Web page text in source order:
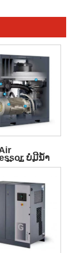
ບໍ່ມີນ້ໍາ
ກົດດັນຕ່ໍາ